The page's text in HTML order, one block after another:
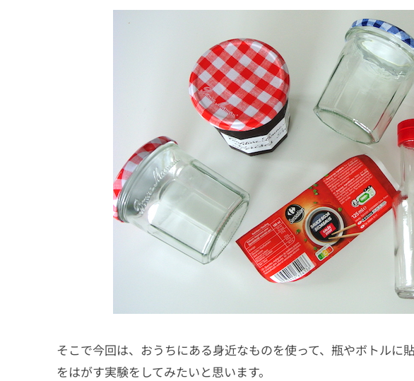
そこで今回は、おうちにある身近なものを使って、瓶やボトルに
をはがす実験をしてみたいと思います。